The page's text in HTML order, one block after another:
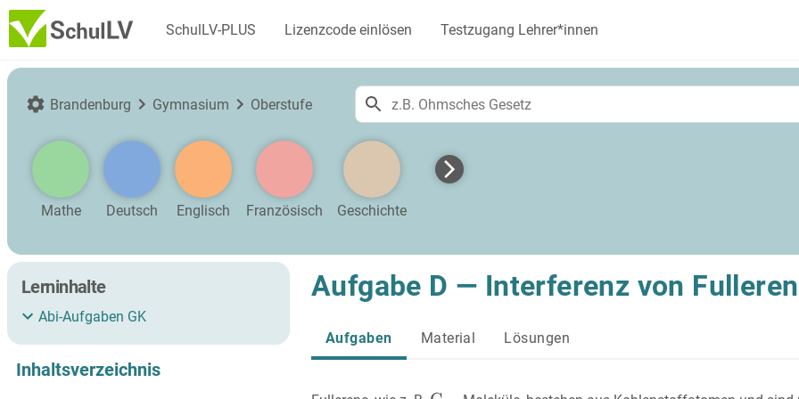
SchulLV-PLUS Lizenzcode einlösen Testzugang Lehrer*innen
Brandenburg Gymnasium Oberstufe
Mathe Deutsch Englisch Französisch Geschichte
Lerninhalte
Abi-Aufgaben GK
Inhaltsverzeichnis
Aufgabe D — Interferenz von
Aufgaben Material Lösungen